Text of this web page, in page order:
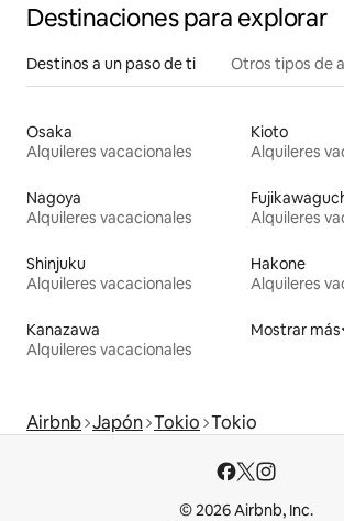
Destinaciones para explorar
Destinos a un paso de ti Otros tipos de
Osaka
Alquileres vacacionales
Kioto
Alquileres
Nagoya
Alquileres vacacionales
Alquileres
Shinjuku
Alquileres vacacionales
Hakone
Alquileres
Kanazawa
Alquileres vacacionales
Mostrar más
Airbnb Japón Tokio Tokio
© 2026 Airbnb, Inc.